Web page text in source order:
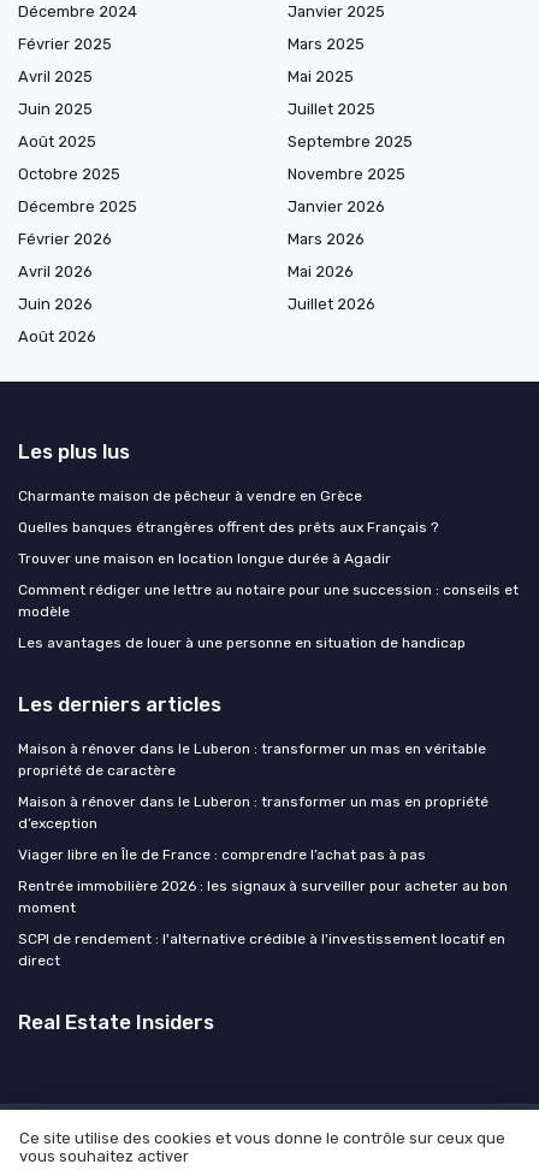
Décembre 2024
Janvier 2025
Février 2025
Mars 2025
Avril 2025
Mai 2025
Juin 2025
Juillet 2025
Août 2025
Septembre 2025
Octobre 2025
Novembre 2025
Décembre 2025
Janvier 2026
Février 2026
Mars 2026
Avril 2026
Mai 2026
Juin 2026
Juillet 2026
Août 2026
Les plus lus
Charmante maison de pêcheur à vendre en Grèce
Quelles banques étrangères offrent des prêts aux Français ?
Trouver une maison en location longue durée à Agadir
Comment rédiger une lettre au notaire pour une succession : conseils et
modèle
Les avantages de louer à une personne en situation de handicap
Les derniers articles
Maison à rénover dans le Luberon : transformer un mas en véritable
propriété de caractère
Maison à rénover dans le Luberon : transformer un mas en propriété
d’exception
Viager libre en Île de France : comprendre l’achat pas à pas
Rentrée immobilière 2026 : les signaux à surveiller pour acheter au bon
moment
SCPI de rendement : l'alternative crédible à l'investissement locatif en
direct
Real Estate Insiders
Mentions légales Politique de confidentialité
Devis
Ce site utilise des cookies et vous donne le contrôle sur ceux que
vous souhaitez activer